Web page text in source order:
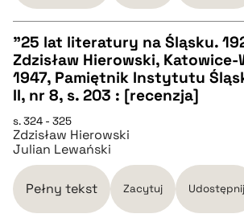
CZYSTY TEKST
pobierz cytat
BIBTEX
pobierz cytat
"25 lat literatury na Śląsku.
Zdzisław Hierowski, Katowice-
1947, Pamiętnik Instytutu
II, nr 8, s. 203 : [recenzja]
s. 324 - 325
Zdzisław Hierowski
Julian Lewański
Pełny tekst Zacytuj Udostępnij